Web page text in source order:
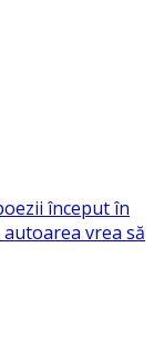
început în
vrea să